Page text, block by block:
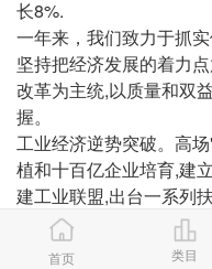
长8%.
一年来，我们致力于抓
坚持把经济发展的着力
改革为主统,以质量和双
握。
工业经济逆势突破。高
植和十百亿企业培育,建
建工业联盟,出台一系列
坚定了企业家克难化险,
化二期工程顺利投产,元
首页 类目